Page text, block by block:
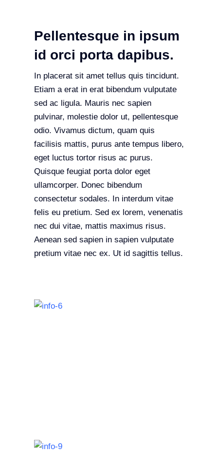
Pellentesque in ipsum
id orci porta dapibus.
In placerat sit amet tellus quis tincidunt.
Etiam a erat in erat bibendum vulputate
sed ac ligula. Mauris nec sapien
pulvinar, molestie dolor ut, pellentesque
odio. Vivamus dictum, quam quis
facilisis mattis, purus ante tempus libero,
eget luctus tortor risus ac purus.
Quisque feugiat porta dolor eget
ullamcorper. Donec bibendum
consectetur sodales. In interdum vitae
felis eu pretium. Sed ex lorem, venenatis
nec dui vitae, mattis maximus risus.
Aenean sed sapien in sapien vulputate
pretium vitae nec ex. Ut id sagittis tellus.